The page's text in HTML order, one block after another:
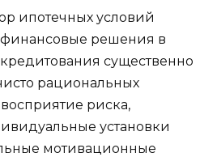
ипотечных условий
финансовые решения в
существенно
рациональных
риска,
установки
мотивационные